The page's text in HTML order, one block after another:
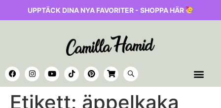
UPPTÄCK DINA NYA FAVORITER - SHOPPA HÄR
Etikett: äppelkaka